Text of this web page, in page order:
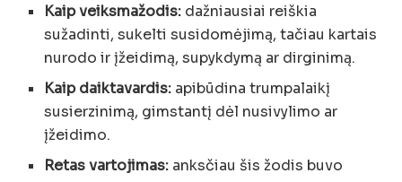
Kaip veiksmažodis: dažniausiai reiškia
sužadinti, sukelti susidomėjimą, tačiau kartais
nurodo ir įžeidimą, supykdymą ar dirginimą.
Kaip daiktavardis: apibūdina trumpalaikį
susierzinimą, gimstantį dėl nusivylimo ar
įžeidimo.
Retas vartojimas: anksčiau šis žodis buvo